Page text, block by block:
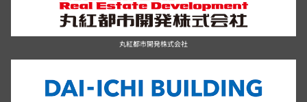
丸紅都市開発株式会社